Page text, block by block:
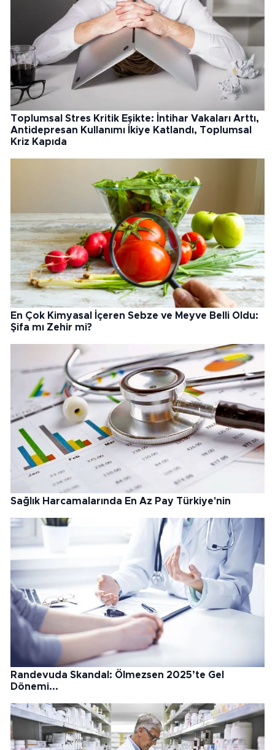
Toplumsal Stres Kritik Eşikte: İntihar Vakaları Arttı,
Antidepresan Kullanımı İkiye Katlandı, Toplumsal
Kriz Kapıda
En Çok Kimyasal İçeren Sebze ve Meyve Belli Oldu:
Şifa mı Zehir mi?
Sağlık Harcamalarında En Az Pay Türkiye'nin
Randevuda Skandal: Ölmezsen 2025’te Gel
Dönemi...